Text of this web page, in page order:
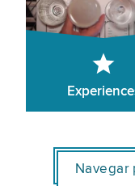
Navegar